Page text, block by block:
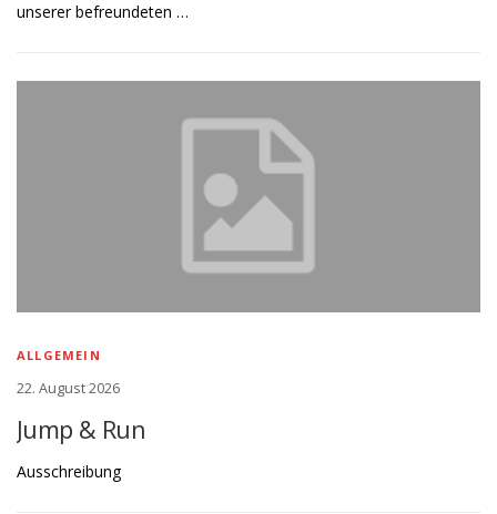
unserer befreundeten …
ALLGEMEIN
22. August 2026
Jump & Run
Ausschreibung